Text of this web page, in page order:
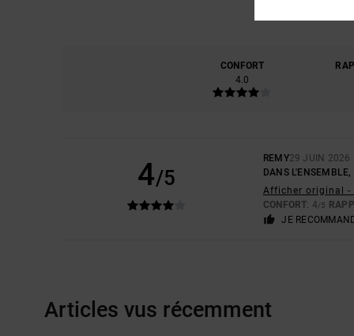
CONFORT
4.0
4/5
REMY29 JUIN 2026
DANS
Afficher original -
CONFORT: 4/5
JE
Articles vus récemment